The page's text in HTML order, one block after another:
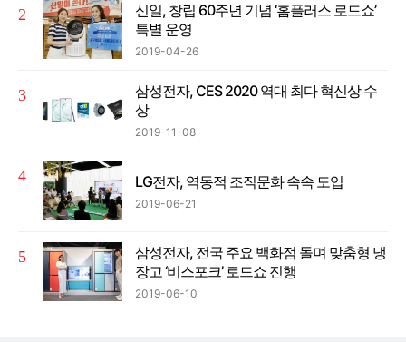
신일, 창립 60주년 기념 ‘홈플러스 로드쇼’
특별 운영
2019-04-26
삼성전자, CES 2020 역대 최다 혁신상 수
상
2019-11-08
LG전자, 역동적 조직문화 속속 도입
2019-06-21
삼성전자, 전국 주요 백화점 돌며 맞춤형 냉
장고 ‘비스포크’ 로드쇼 진행
2019-06-10